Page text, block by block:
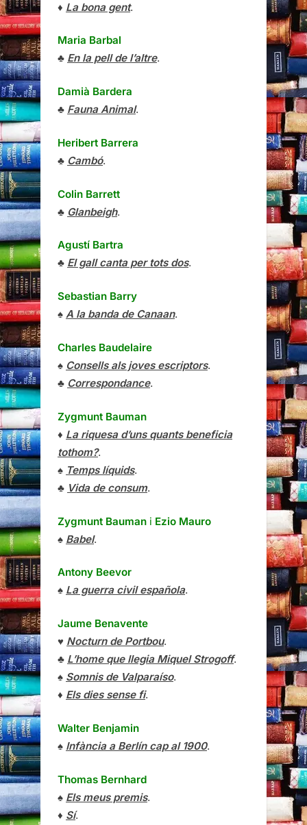
♦ La bona gent.
Maria Barbal
♣ En la pell de l’altre.
Damià Bardera
♣ Fauna Animal.
Heribert Barrera
♣ Cambó.
Colin Barrett
♣ Glanbeigh.
Agustí Bartra
♣ El gall canta per tots dos.
Sebastian Barry
♠ A la banda de Canaan.
Charles Baudelaire
♠ Consells als joves escriptors.
♣ Correspondance.
Zygmunt Bauman
♦ La riquesa d’uns quants beneficia
tothom?.
♠ Temps líquids.
♣ Vida de consum.
Zygmunt Bauman i Ezio Mauro
♠ Babel.
Antony Beevor
♠ La guerra civil española.
Jaume Benavente
♥ Nocturn de Portbou.
♣ L’home que llegia Miquel Strogoff.
♠ Somnis de Valparaíso.
♦ Els dies sense fi.
Walter Benjamin
♠ Infància a Berlín cap al 1900.
Thomas Bernhard
♠ Els meus premis.
♦ Sí.